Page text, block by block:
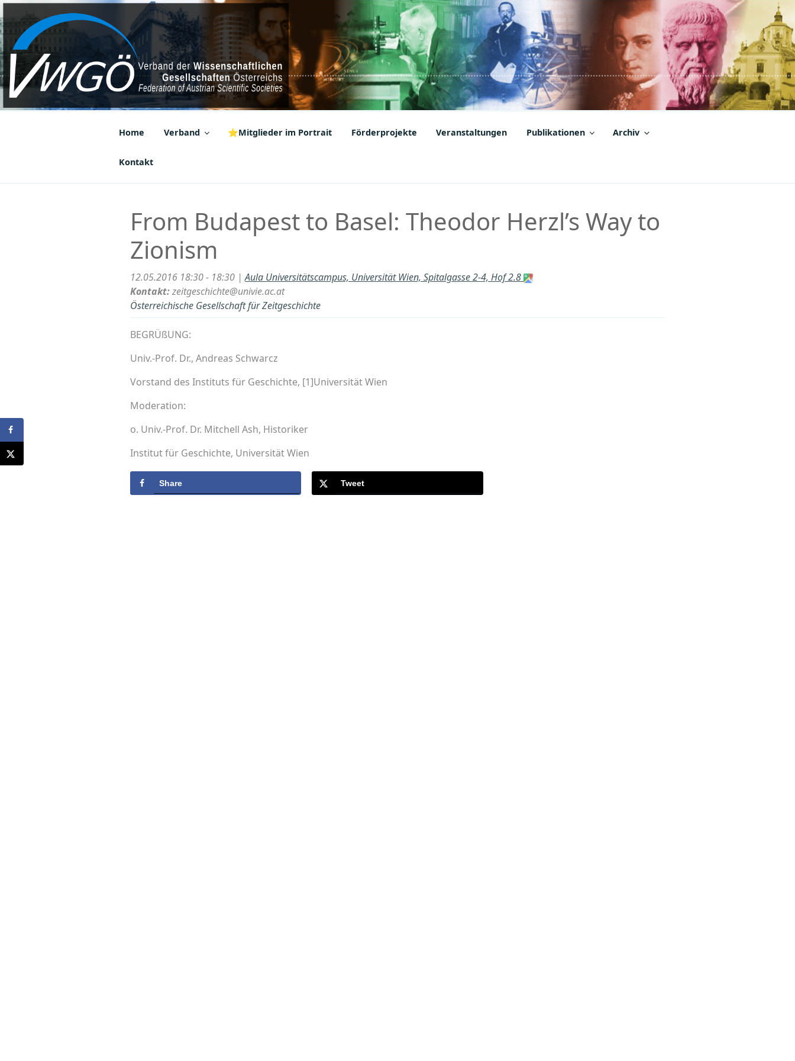
Zum
Inhalt
springen
VWGÖ
Federation of Austrian Scientific Societies
Home Verband ⭐Mitglieder im Portrait Förderprojekte Veranstaltungen Publikationen Archiv
Kontakt
From Budapest to Basel: Theodor Herzl’s Way to
Zionism
12.05.2016 18:30 - 18:30 |Aula Universitätscampus, Universität Wien, Spitalgasse 2-4, Hof 2.8
Kontakt:zeitgeschichte@univie.ac.at
Österreichische Gesellschaft für Zeitgeschichte
BEGRÜßUNG:
Univ.-Prof. Dr., Andreas Schwarcz
Vorstand des Instituts für Geschichte, [1]Universität Wien
Moderation:
o. Univ.-Prof. Dr. Mitchell Ash, Historiker
Institut für Geschichte, Universität Wien
Share Tweet